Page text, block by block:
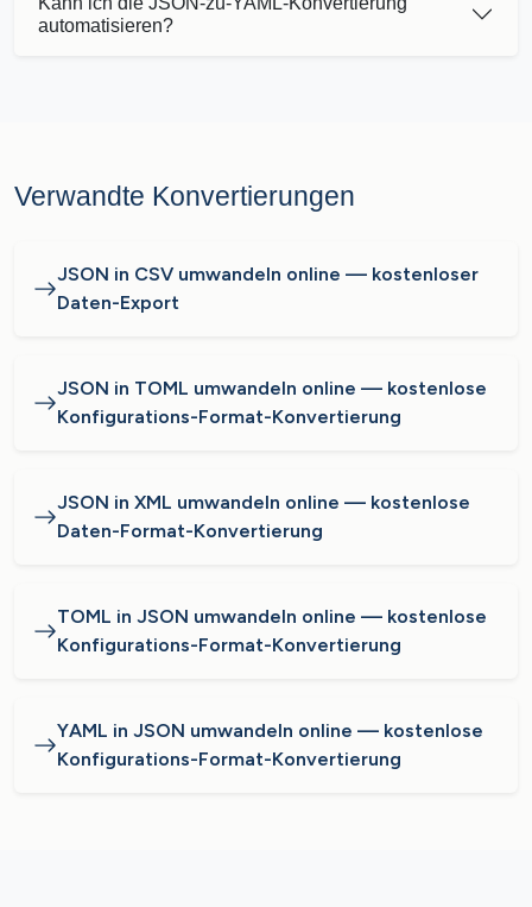
automatisieren?
Verwandte Konvertierungen
JSON in CSV umwandeln online — kostenloser
Daten-Export
JSON in TOML umwandeln online — kostenlose
Konfigurations-Format-Konvertierung
JSON in XML umwandeln online — kostenlose
Daten-Format-Konvertierung
TOML in JSON umwandeln online — kostenlose
Konfigurations-Format-Konvertierung
YAML in JSON umwandeln online — kostenlose
Konfigurations-Format-Konvertierung